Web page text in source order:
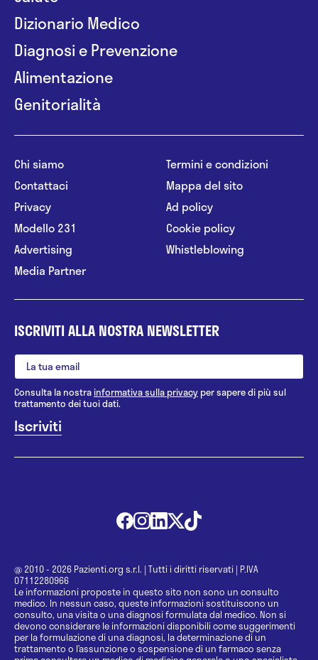
Dizionario Medico
Diagnosi e Prevenzione
Alimentazione
Genitorialità
Chi siamo
Contattaci
Privacy
Modello 231
Advertising
Media Partner
Termini e condizioni
Mappa del sito
Ad policy
Cookie policy
Whistleblowing
ISCRIVITI ALLA NOSTRA NEWSLETTER
Consulta la nostrainformativa sulla privacy per sapere di più sul
trattamento dei tuoi dati.
@ 2010 - 2026 Pazienti.org s.r.l. | Tutti i diritti riservati | P.IVA
07112280966
Le informazioni proposte in questo sito non sono un consulto
medico. In nessun caso, queste informazioni sostituiscono un
consulto, una visita o una diagnosi formulata dal medico. Non si
devono considerare le informazioni disponibili come suggerimenti
per la formulazione di una diagnosi, la determinazione di un
trattamento o l’assunzione o sospensione di un farmaco senza